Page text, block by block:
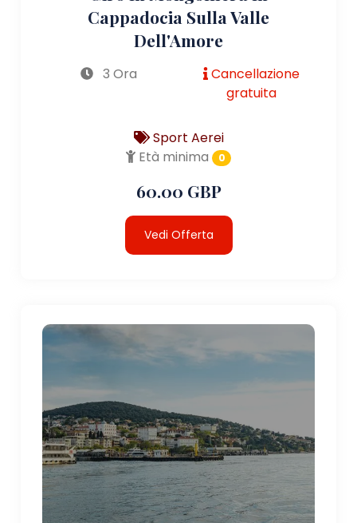
Cappadocia Sulla Valle
Dell'Amore
3 Ora
Cancellazione
gratuita
Sport Aerei
Età minima
0
60.00 GBP
Vedi Offerta